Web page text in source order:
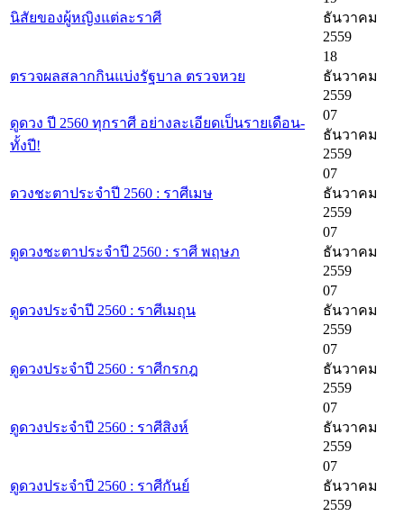
นิสัยของผู้หญิงแต่ละราศี
ธันวาคม
2559
ตรวจผลสลากกินแบ่งรัฐบาล ตรวจหวย
18
ธันวาคม
2559
ดูดวง ปี 2560 ทุกราศี อย่างละเอียดเป็นรายเดือน-
ทั้งปี!
07
ธันวาคม
2559
ดวงชะตาประจำปี 2560 : ราศีเมษ
07
ธันวาคม
2559
ดูดวงชะตาประจำปี 2560 : ราศี พฤษภ
07
ธันวาคม
2559
ดูดวงประจำปี 2560 : ราศีเมถุน
07
ธันวาคม
2559
ดูดวงประจำปี 2560 : ราศีกรกฎ
07
ธันวาคม
2559
ดูดวงประจำปี 2560 : ราศีสิงห์
07
ธันวาคม
2559
ดูดวงประจำปี 2560 : ราศีกันย์
07
ธันวาคม
2559